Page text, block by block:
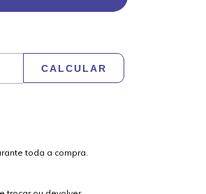
CALCULAR
toda a compra.